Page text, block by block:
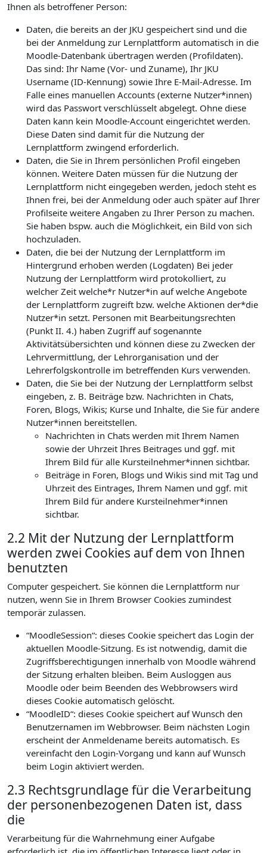
Ihnen als betroffener Person:
Daten, die bereits an der JKU gespeichert sind und die
bei der Anmeldung zur Lernplattform automatisch in die
Moodle-Datenbank übertragen werden (Profildaten).
Das sind: Ihr Name (Vor- und Zuname), Ihr JKU
Username (ID-Kennung) sowie Ihre E-Mail-Adresse. Im
Falle eines manuellen Accounts (externe Nutzer*innen)
wird das Passwort verschlüsselt abgelegt. Ohne diese
Daten kann kein Moodle-Account eingerichtet werden.
Diese Daten sind damit für die Nutzung der
Lernplattform zwingend erforderlich.
Daten, die Sie in Ihrem persönlichen Profil eingeben
können. Weitere Daten müssen für die Nutzung der
Lernplattform nicht eingegeben werden, jedoch steht es
Ihnen frei, bei der Anmeldung oder auch später auf Ihrer
Profilseite weitere Angaben zu Ihrer Person zu machen.
Sie haben bspw. auch die Möglichkeit, ein Bild von sich
hochzuladen.
Daten, die bei der Nutzung der Lernplattform im
Hintergrund erhoben werden (Logdaten) Bei jeder
Nutzung der Lernplattform wird protokolliert, zu
welcher Zeit welche*r Nutzer*in auf welche Angebote
der Lernplattform zugreift bzw. welche Aktionen der*die
Nutzer*in setzt. Personen mit Bearbeitungsrechten
(Punkt II. 4.) haben Zugriff auf sogenannte
Aktivitätsübersichten und können diese zu Zwecken der
Lehrvermittlung, der Lehrorganisation und der
Lehrerfolgskontrolle im betreffenden Kurs verwenden.
Daten, die Sie bei der Nutzung der Lernplattform selbst
eingeben, z. B. Beiträge bzw. Nachrichten in Chats,
Foren, Blogs, Wikis; Kurse und Inhalte, die Sie für andere
Nutzer*innen bereitstellen.
Nachrichten in Chats werden mit Ihrem Namen
sowie der Uhrzeit Ihres Beitrages und ggf. mit
Ihrem Bild für alle Kursteilnehmer*innen sichtbar.
Beiträge in Foren, Blogs und Wikis sind mit Tag und
Uhrzeit des Eintrages, Ihrem Namen und ggf. mit
Ihrem Bild für andere Kursteilnehmer*innen
sichtbar.
2.2 Mit der Nutzung der Lernplattform
werden zwei Cookies auf dem von Ihnen
benutzten
Computer gespeichert. Sie können die Lernplattform nur
nutzen, wenn Sie in Ihrem Browser Cookies zumindest
temporär zulassen.
“MoodleSession“: dieses Cookie speichert das Login der
aktuellen Moodle-Sitzung. Es ist notwendig, damit die
Zugriffsberechtigungen innerhalb von Moodle während
der Sitzung erhalten bleiben. Beim Ausloggen aus
Moodle oder beim Beenden des Webbrowsers wird
dieses Cookie automatisch gelöscht.
“MoodleID“: dieses Cookie speichert auf Wunsch den
Benutzernamen im Webbrowser. Beim nächsten Login
erscheint der Anmeldename bereits automatisch. Es
vereinfacht den Login-Vorgang und kann auf Wunsch
beim Login aktiviert werden.
2.3 Rechtsgrundlage für die Verarbeitung
der personenbezogenen Daten ist, dass
die
Verarbeitung für die Wahrnehmung einer Aufgabe